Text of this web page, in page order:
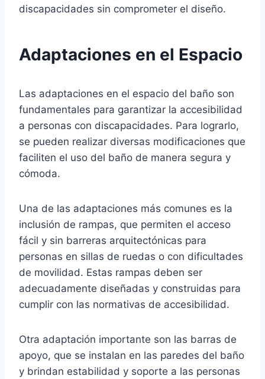
discapacidades sin comprometer el diseño.
Adaptaciones en el Espacio
Las adaptaciones en el espacio del baño son
fundamentales para garantizar la accesibilidad
a personas con discapacidades. Para lograrlo,
se pueden realizar diversas modificaciones que
faciliten el uso del baño de manera segura y
cómoda.
Una de las adaptaciones más comunes es la
inclusión de rampas, que permiten el acceso
fácil y sin barreras arquitectónicas para
personas en sillas de ruedas o con dificultades
de movilidad. Estas rampas deben ser
adecuadamente diseñadas y construidas para
cumplir con las normativas de accesibilidad.
Otra adaptación importante son las barras de
apoyo, que se instalan en las paredes del baño
y brindan estabilidad y soporte a las personas